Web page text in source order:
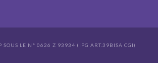
SOUS LE N° 0626 Z 93934 (IPG ART.39BISA CGI)